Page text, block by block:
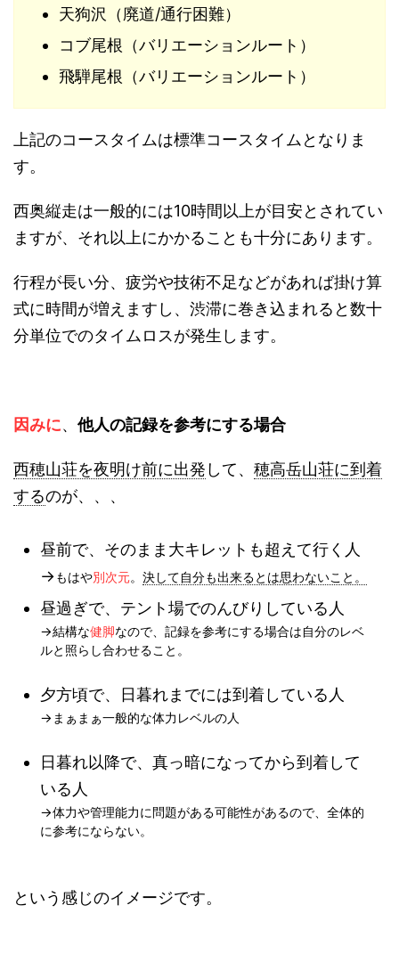
天狗沢（廃道/通行困難）
コブ尾根（バリエーションルート）
飛騨尾根（バリエーションルート）
上記のコースタイムは標準コースタイムとなりま
す。
西奥縦走は一般的には10時間以上が目安とされてい
ますが、それ以上にかかることも十分にあります。
行程が長い分、疲労や技術不足などがあれば掛け算
式に時間が増えますし、渋滞に巻き込まれると数十
分単位でのタイムロスが発生します。
因みに、 他人の記録を参考にする場合
西穂山荘を夜明け前に出発 して、 穂高岳山荘に到着
するのが、、、
昼前で、そのまま大キレットも超えて行く人
→もはや別次元。 決して自分も出来るとは思わないこと。
昼過ぎで、テント場でのんびりしている人
→結構な健脚なので、記録を参考にする場合は自分のレベ
ルと照らし合わせること。
夕方頃で、日暮れまでには到着している人
→まぁまぁ一般的な体力レベルの人
日暮れ以降で、真っ暗になってから到着して
いる人
→体力や管理能力に問題がある可能性があるので、全体的
に参考にならない。
という感じのイメージです。